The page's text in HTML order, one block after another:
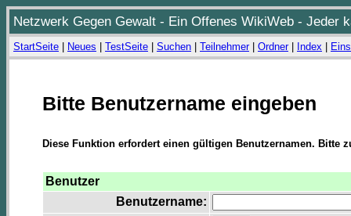
Netzwerk Gegen Gewalt - Ein Offenes WikiWeb - Jeder
StartSeite Neues TestSeite Suchen Teilnehmer| Ordner| Index
Bitte Benutzername eingeben
Diese Funktion erfordert einen gültigen Benutzernamen. Bitte
Benutzer
Benutzername: